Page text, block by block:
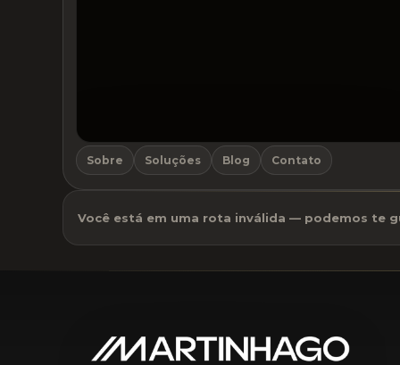
⚖️
Jogo do Advogado
obstáculos.
💣Bombas explodemno ar — desvie!
Sobre Soluções Blog Contato
Você está em uma rota inválida — podemos te